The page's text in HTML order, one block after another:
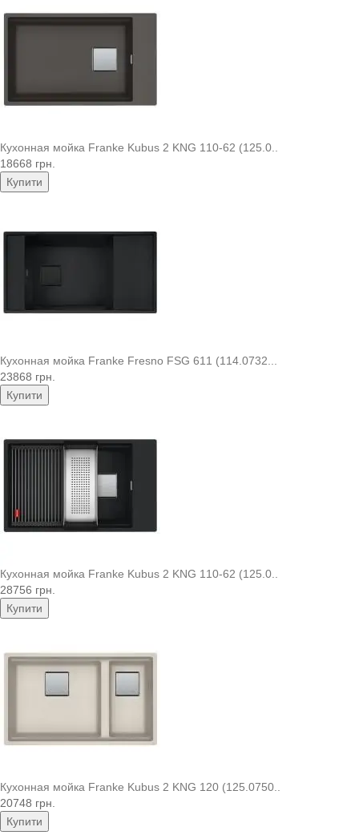
Кухонная мойка Franke Kubus 2 KNG 110-62 (125.0..
18668 грн.
Купити
Кухонная мойка Franke Fresno FSG 611 (114.0732...
23868 грн.
Купити
Кухонная мойка Franke Kubus 2 KNG 110-62 (125.0..
28756 грн.
Купити
Кухонная мойка Franke Kubus 2 KNG 120 (125.0750..
20748 грн.
Купити